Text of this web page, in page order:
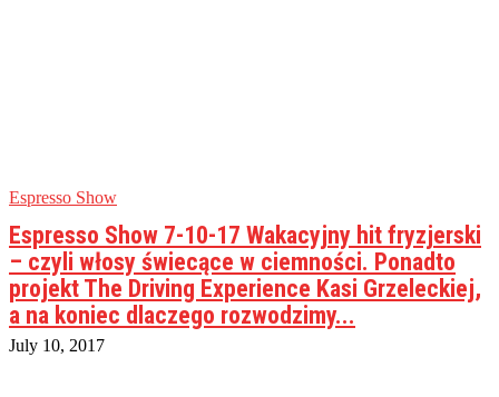
Espresso Show
Espresso Show 7-10-17 Wakacyjny hit fryzjerski
– czyli włosy świecące w ciemności. Ponadto
projekt The Driving Experience Kasi Grzeleckiej,
a na koniec dlaczego rozwodzimy...
July 10, 2017